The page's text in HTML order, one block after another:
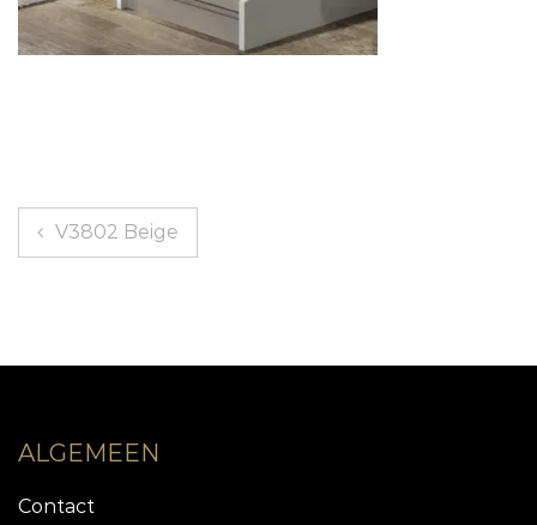
Berichtnavigatie
V3802 Beige
ALGEMEEN
Contact